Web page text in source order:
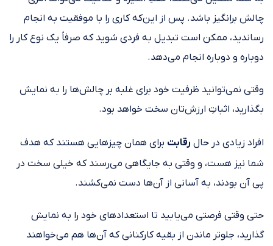
چالش برانگیز باشد. پس از این‌که کاری را با موفقیت به انجام
رساندید، ممکن است تبدیل به فردی شوید که صرفاً یک نوع کار را
دوباره و دوباره انجام می‌دهد.
وقتی نمی‌توانید ظرفیت خود برای غلبه بر چالش‌ها را به نمایش
بگذارید، اثباتِ ارزش‌تان سخت خواهد بود.
افراد زیادی در حال رقابت برای همان چیزهایی هستند که هدف
شما نیز هست، و وقتی به جایگاهی می‌رسند که خیلی سخت در
پی آن بودند، به آسانی از آن‌ها دست نمی‌کشند.
حتی وقتی فرصتی می‌یابید تا استعدادهای خود را به نمایش
گذارید، جلوتر ماندن از بقیه کارکنانی که آن‌ها هم می‌خواهند